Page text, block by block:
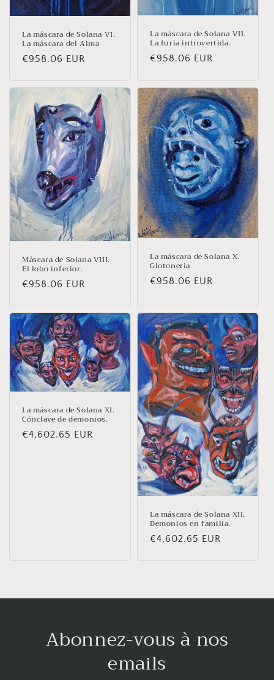
La máscara de Solana VI.
La máscara del Alma
Prix
€958.06 EUR
La máscara de Solana VII.
La furia introvertida.
Prix
€958.06 EUR
Máscara de Solana VIII.
El lobo inferior.
Prix
€958.06 EUR
La máscara de Solana X.
Glotonería
Prix
€958.06 EUR
La máscara de Solana XI.
Cónclave de demonios.
Prix
€4,602.65 EUR
La máscara de Solana XII.
Demonios en familia.
Prix
€4,602.65 EUR
Abonnez-vous à nos
emails